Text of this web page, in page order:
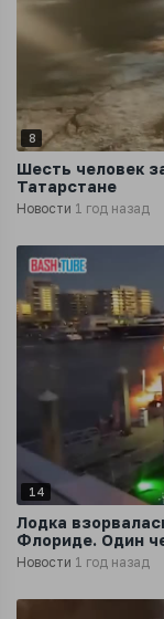
8
Шесть человек
Татарстане
Новости 1 год назад
14
Лодка
Флориде. Один
Новости 1 год назад